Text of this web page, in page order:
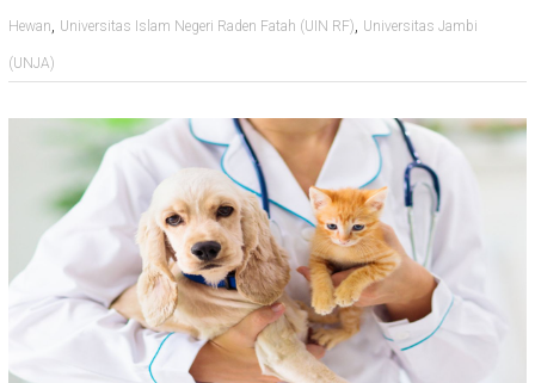
Hewan, Universitas Islam Negeri Raden Fatah (UIN RF), Universitas Jambi
(UNJA)